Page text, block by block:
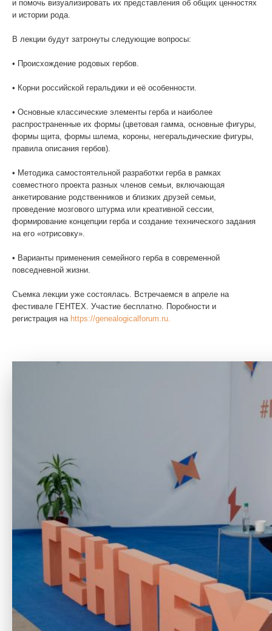
и помочь визуализировать их представления об общих ценностях
и истории рода.
В лекции будут затронуты следующие вопросы:
• Происхождение родовых гербов.
• Корни российской геральдики и её особенности.
• Основные классические элементы герба и наиболее
распространенные их формы (цветовая гамма, основные фигуры,
формы щита, формы шлема, короны, негеральдические фигуры,
правила описания гербов).
• Методика самостоятельной разработки герба в рамках
совместного проекта разных членов семьи, включающая
анкетирование родственников и близких друзей семьи,
проведение мозгового штурма или креативной сессии,
формирование концепции герба и создание технического задания
на его «отрисовку».
• Варианты применения семейного герба в современной
повседневной жизни.
Съемка лекции уже состоялась. Встречаемся в апреле на
фестивале ГЕНТЕХ. Участие бесплатно. Поробности и
регистрация на https://genealogicalforum.ru.